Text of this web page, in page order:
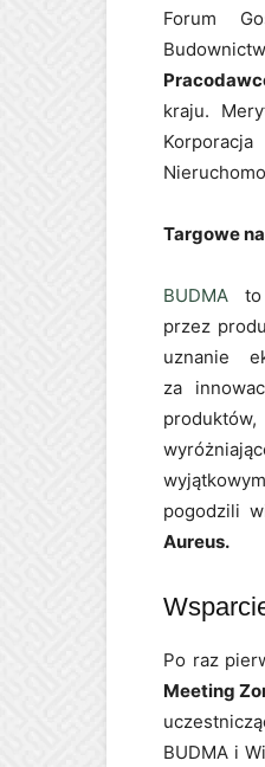
Forum
kraju.
Targowe
BUDMA to
przez
uznanie
za
produktów,
pogodzili
Aureus.
Po raz
Meeting
BUDMA i